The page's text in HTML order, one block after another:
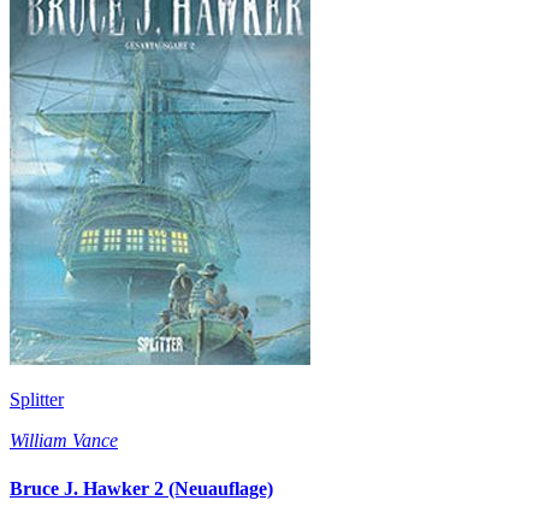
Splitter
William Vance
Bruce J. Hawker 2 (Neuauflage)